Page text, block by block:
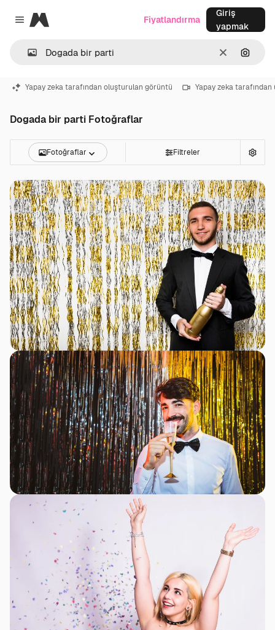
Close menu
Magnific
Temizlemek
Fiyatlandırma
Giriş
yapmak
Yapay zeka tarafından oluşturulan görüntü Yapay zeka
Dogada bir parti Fotoğraflar
Fotoğraflar Filtreler